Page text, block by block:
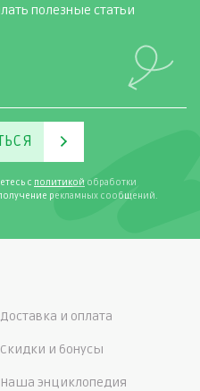
полезные статьи
с политикой обработки
рекламных сообщений.
Доставка и оплата
Скидки и бонусы
Наша энциклопедия